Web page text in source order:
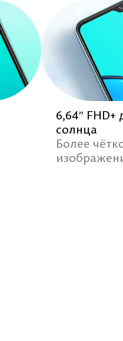
6,64″
солнца
Более